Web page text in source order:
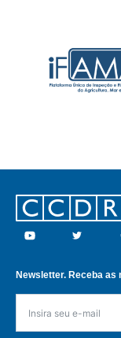
Footer
Youtube Twitter
Newsletter. Receba